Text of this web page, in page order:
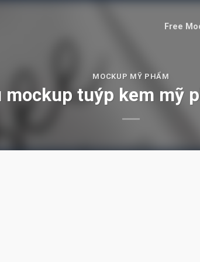
Free
MOCKUP MỸ PHẨM
mockup tuýp kem mỹ